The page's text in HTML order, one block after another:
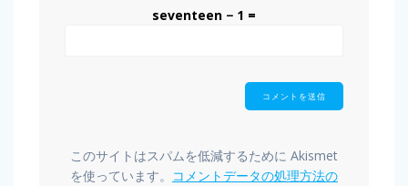
seventeen − 1 =
このサイトはスパムを低減するために Akismet
を使っています。 コメントデータの処理方法の